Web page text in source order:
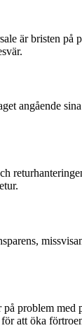
är bristen
angående
problem
att öka